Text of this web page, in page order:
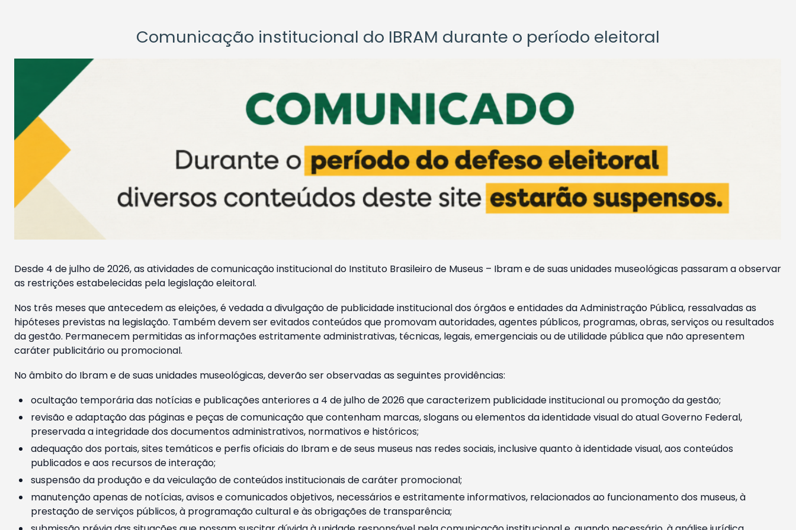
Comunicação institucional do IBRAM durante o período eleitoral
Desde 4 de julho de 2026, as atividades de comunicação institucional do Instituto Brasileiro de Museus – Ibram e de suas unidades museológicas passaram a observar
as restrições estabelecidas pela legislação eleitoral.
Nos três meses que antecedem as eleições, é vedada a divulgação de publicidade institucional dos órgãos e entidades da Administração Pública, ressalvadas as
hipóteses previstas na legislação. Também devem ser evitados conteúdos que promovam autoridades, agentes públicos, programas, obras, serviços ou resultados
da gestão. Permanecem permitidas as informações estritamente administrativas, técnicas, legais, emergenciais ou de utilidade pública que não apresentem
caráter publicitário ou promocional.
No âmbito do Ibram e de suas unidades museológicas, deverão ser observadas as seguintes providências:
ocultação temporária das notícias e publicações anteriores a 4 de julho de 2026 que caracterizem publicidade institucional ou promoção da gestão;
revisão e adaptação das páginas e peças de comunicação que contenham marcas, slogans ou elementos da identidade visual do atual Governo Federal,
preservada a integridade dos documentos administrativos, normativos e históricos;
adequação dos portais, sites temáticos e perfis oficiais do Ibram e de seus museus nas redes sociais, inclusive quanto à identidade visual, aos conteúdos
publicados e aos recursos de interação;
suspensão da produção e da veiculação de conteúdos institucionais de caráter promocional;
manutenção apenas de notícias, avisos e comunicados objetivos, necessários e estritamente informativos, relacionados ao funcionamento dos museus, à
prestação de serviços públicos, à programação cultural e às obrigações de transparência;